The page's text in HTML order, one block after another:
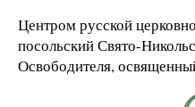
Центром русской
посольский Свято-
Освободителя,